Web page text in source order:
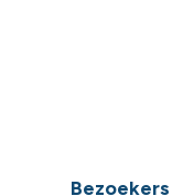
Bezoekers